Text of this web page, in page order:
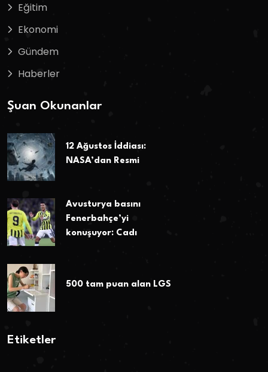
Eğitim
Ekonomi
Gündem
Haberler
Şuan Okunanlar
12 Ağustos İddiası:
NASA’dan Resmi
Avusturya basını
Fenerbahçe’yi
konuşuyor: Cadı
500 tam puan alan LGS
Etiketler